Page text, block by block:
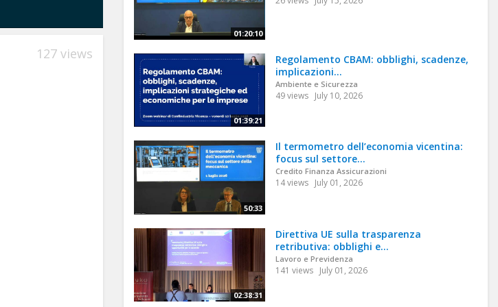
127 views
01:20:10
01:39:21
Regolamento CBAM: obblighi, scadenze,
implicazioni...
Ambiente e Sicurezza
49 views July 10, 2026
50:33
Il termometro dell’economia vicentina:
focus sul settore...
Credito Finanza Assicurazioni
14 views July 01, 2026
02:38:31
Direttiva UE sulla trasparenza
retributiva: obblighi e...
Lavoro e Previdenza
141 views July 01, 2026